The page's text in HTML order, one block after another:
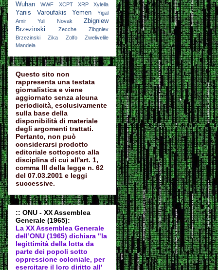
Wuhan
WWF XCPT XRP Xylella
Yanis Varoufakis Yemen
Yigal
Amir
Yuli Novak
Zbigniew
Brzezinski
Zecche
Zibgniev
Brzezinski
Zika Zolfo
Zwelivelile
Mandela
Questo sito non
rappresenta una testata
giornalistica e viene
aggiornato senza alcuna
periodicità, esclusivamente
sulla base della
disponibilità di materiale
degli argomenti trattati.
Pertanto, non può
considerarsi prodotto
editoriale sottoposto alla
disciplina di cui all'art. 1,
comma III della legge n. 62
del 07.03.2001 e leggi
successive.
:: ONU - XX Assemblea
Generale (1965):
La XX Assemblea Generale
dell’ONU (1965) dichiara "la
legittimità della lotta da
parte dei popoli sotto
oppressione coloniale, per
esercitare il loro diritto all'